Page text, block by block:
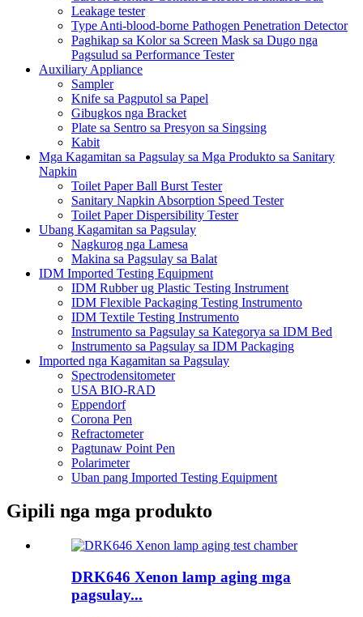
Leakage tester
Type Anti-blood-borne Pathogen Penetration Detector
Paghikap sa Kolor sa Screen Mask sa Dugo nga
Pagsulud sa Performance Tester
Auxiliary Appliance
Sampler
Knife sa Pagputol sa Papel
Gibugkos nga Bracket
Plate sa Sentro sa Presyon sa Singsing
Kabit
Mga Kagamitan sa Pagsulay sa Mga Produkto sa Sanitary
Napkin
Toilet Paper Ball Burst Tester
Sanitary Napkin Absorption Speed ​​Tester
Toilet Paper Dispersibility Tester
Ubang Kagamitan sa Pagsulay
Nagkurog nga Lamesa
Makina sa Pagsulay sa Balat
IDM Imported Testing Equipment
IDM Rubber ug Plastic Testing Instrument
IDM Flexible Packaging Testing Instrumento
IDM Textile Testing Instrumento
Instrumento sa Pagsulay sa Kategorya sa IDM Bed
Instrumento sa Pagsulay sa IDM Packaging
Imported nga Kagamitan sa Pagsulay
Spectrodensitometer
USA BIO-RAD
Eppendorf
Corona Pen
Refractometer
Pagtunaw Point Pen
Polarimeter
Uban pang Imported Testing Equipment
Gipili nga mga produkto
DRK646 Xenon lamp aging mga
pagsulay...